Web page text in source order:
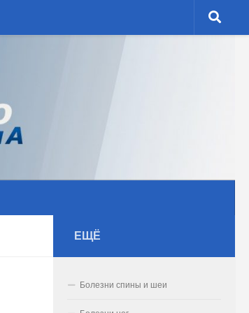
ЕЩЁ
Болезни спины и шеи